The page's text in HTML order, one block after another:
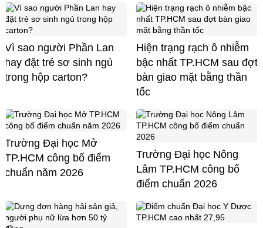
Vì sao người Phần Lan
hay đặt trẻ sơ sinh ngủ
trong hộp carton?
Hiện trạng rạch ô nhiễm
bậc nhất TP.HCM sau đợt
bàn giao mặt bằng thần
tốc
Trường Đại học Mở
TP.HCM công bố điểm
chuẩn năm 2026
Trường Đại học Nông
Lâm TP.HCM công bố
điểm chuẩn 2026